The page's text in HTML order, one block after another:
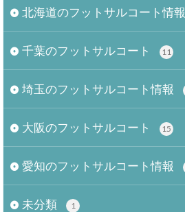
北海道のフットサルコート情報
千葉のフットサルコート 11
埼玉のフットサルコート情報
大阪のフットサルコート 15
愛知のフットサルコート情報
未分類 1